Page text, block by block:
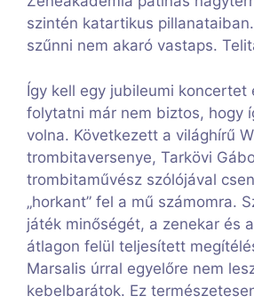
szintén katartikus
szűnni nem akaró vastaps.
Így kell egy jubileumi koncertet
folytatni már nem biztos, hogy
volna. Következett a világhírű
trombitaversenye, Tarkövi
trombitaművész szólójával
„horkant” fel a mű számomra.
játék minőségét, a zenekar és
átlagon felül teljesített
Marsalis úrral egyelőre nem
kebelbarátok. Ez